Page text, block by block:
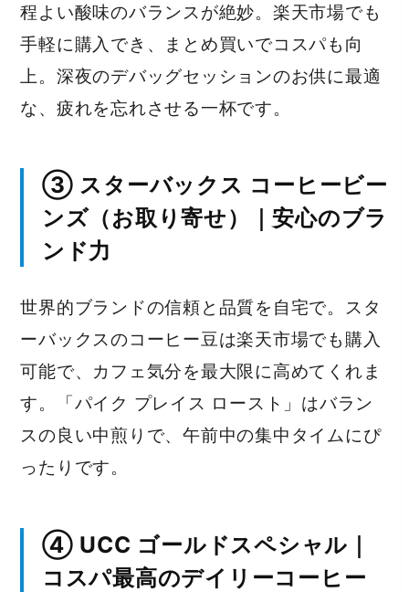
程よい酸味のバランスが絶妙。楽天市場でも
手軽に購入でき、まとめ買いでコスパも向
上。深夜のデバッグセッションのお供に最適
な、疲れを忘れさせる一杯です。
③ スターバックス コーヒービー
ンズ（お取り寄せ）｜安心のブラ
ンド力
世界的ブランドの信頼と品質を自宅で。スタ
ーバックスのコーヒー豆は楽天市場でも購入
可能で、カフェ気分を最大限に高めてくれま
す。「パイク プレイス ロースト」はバラン
スの良い中煎りで、午前中の集中タイムにぴ
ったりです。
④ UCC ゴールドスペシャル｜
コスパ最高のデイリーコーヒー